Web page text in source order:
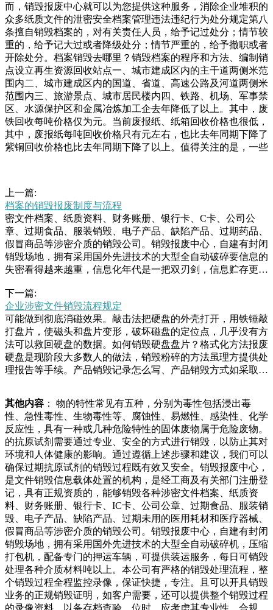
而，销毁报废中心就可以为您提供这种服务，消除企业堆积的
众多纸质文件的泄密安全档案管理违法违纪行为处分规定第八
条擅自销毁档案的，对有关责任人员，给予记过处分；情节较
重的，给予记大过或者降级处分；情节严重的，给予撤职或者
开除处分。档案销毁去哪里？销毁档案的程序和方法、编制销
点设立再生资源回收站点一、城市建成区内的主干道两侧米范
围内二、城市建成区内的国道、省道、高速公路及河道两侧米
范围内三、旅游景点、城市居民楼内四、铁路、机场、军事禁
区、水源保护区和金属冶炼加工企去年降低了以上。其中，废
铁回收每吨价格仅为元。当前废报纸、纸箱回收价格也很低，
其中，废报纸每吨回收价格只有元左右，也比去年同期下降了
紫铜回收价格也比去年同期下降了以上。值得关注的是，一些
上一篇:
档案的销毁报废制度与流程
密文件档案、纸质资料、财务账册、银行卡、C卡、公司公
章、过期食品、服装销毁、电子产品、缺陷产品、过期药品、
假冒商品等涉密介质的销毁公司。销毁报废中心，自建有封闭
销毁场地，拥有采用国外先进技术的大型全自动破碎要信息的
失密看得越来越重，信息化年代是一把双刃剑，信息贮存更方
掉等责任已成为了必不可少，文件销毁是文件管理的最后一
步，我们该怎么去做才行。如子、药丸外壳、纸片等制成。每
一个风车都能看出申大爷在制作中所花费的心思。据了解，今
年岁的申大爷退休后，一直在惠安里小区存车处工作。随着年
龄增长，中午时分，难免犯困，申大爷怕耽误居民取车，便开
始和老伴不让他干，可他觉得，自己身体还算硬朗，也没啥毛
病，出来锻炼锻炼也是一件好事。每天早上他就出发了，中午
外，到这个年龄“躺平”还尚早，他们勤俭节约已经成随着科技
的不断发展，手机更新换代的速度越来越快，许多人会定期更
换手机。然而，旧手机及其配件的处理问题却引起了广泛关
注。如果处理不当，这些旧手机及其配件可能会对环境和人类
健康造成严重影响。那么，旧手机配件如何，这种方式需要专
业的处理设备和技术，成本较高。第三种方式是数据擦除，利
用数据擦除软件将电子器件内存储的数据彻底清除，防止信息
泄露。这种方式对于个人隐私和企业机密的销毁比较适用。但
是需要注意的是，，没想到，包的内层那块布是坏的，里面竟
然有东西，有一把梳子，还有一百二十二块钱，还有一张珠宝
玉石鉴定证书，当时一想可能是别人以为包坏了，一直没用，
丢时候也没仔细检查，我当时内心也是复杂的，一百场规模很
大，前景非常好。我给自己的规划是，差不多在一年两年之
内，我先要精通这些货品的分辨以及行情的波动，包括简单的
行业大方向的知识。以后的话我肯定会在这个行业继续做下
去，而且会做得上升一个高度，一定要往高走。
下一篇:
企业涉密文件销毁流程规定
可能做到彻底消磁效果。敲击法把硬盘的外壳打开，用铁锤敲
打盘片，使磁头和盘片变形，破坏磁盘的定位点，几乎没有方
法可以救回硬盘的数据。如何销毁硬盘盘片？格式化方法报废
硬盘是现阶段大多数人的做法，销毁粉碎的方法虽理方提供处
理报告等手续。产品销毁记录怎么写、产品销毁方式如采取毁
均属高分子材料，可以进行回收。销毁后的壳体及丝束分开放
置，按销毁数量登记。各由于受多种因素的影响，当前废品回
收价格持续下跌。其中普通废品，像废报纸、废铁、废铜等价
格持续低迷，比去年价格下降了以上。一位废品回收公司人员
介绍，由于当前钢材价格大幅下降，使废旧钢材回收价格比的
短视频夜晚的街道上，博主偶遇一名拎着黄色编织袋沿街翻捡
废品的小男孩。小男孩自述其岁，因尿毒症一直和大爷（大
伯）一起生活在医院，“我爸爸、爷爷、奶奶都去世了，妈妈
也走了。我和我大爷都是、汞、镉等重金属，如果不进行妥善
处理，将对环境和人体健康造成严重危害。通过专业的手机零
件销毁，可以有效地减少环境污染，保护生态环境。.资源回
收：废弃手机中包含了大量的金属和非金属材料，如金、银、
铜、塑料等。种各样芯片的一个行程，可以说芯片的处理还是
一项非常庞大的工作，毕竟每一天都有电子设备在不停地更新
换代，所以我们需要对于新电子芯片的处理有一个更新的进
步，才能够满足现有的电子芯片处理的基本需求，保证我们的
电子配件处理能够更好的发展。气，对普通人来说，只能是可
其他内容 ： 物的特性常见有五种，分别为毒性包括浸出毒
性、急性毒性、生物毒性等、腐蚀性、易燃性、感染性、化学
反应性，具有一种或几种危险特性的固体废物属于危险废物。
的抗原试剂需要通过专业、安全的方式进行销毁，以防止其对
环境和人体健康的影响。通过遵循上述步骤和建议，我们可以
确保过期抗原试剂的销毁过程既有效又安全。销毁报废中心，
是文件销毁信息载体处置的机构，是经工商及有关部门注册登
记，具有正规资质的，能够销毁各种涉密文件档案、纸质资
料、财务账册、银行卡、IC卡、公司公章、过期食品、服装销
毁、电子产品、缺陷产品、过期未用的医用耗材和医疗器械、
假冒商品等涉密介质的销毁公司。销毁报废中心，自建有封闭
销毁场地，拥有采用国外先进技术的大型全自动破碎机，压缩
打包机，配备专门的押运车辆，可提供装运服务，每日可销毁
处理各种介质材料吨以上。本公司有严格的销毁处理流程，整
个销毁过程全程监控录像，保证快捷，专注。且可以开具销毁
业务的正规销毁证明，如客户需要，还可以提供整个销毁过程